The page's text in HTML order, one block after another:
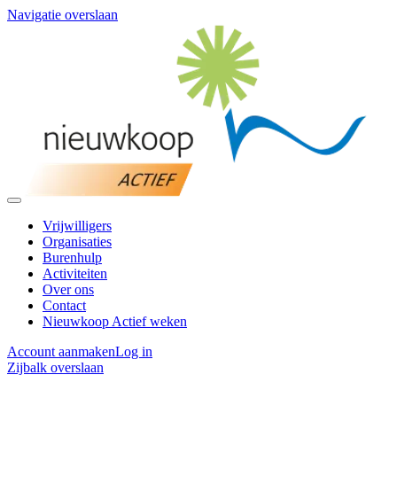
Navigatie overslaan
Vrijwilligers
Organisaties
Burenhulp
Activiteiten
Over ons
Contact
Nieuwkoop Actief weken
Account aanmakenLog in
Zijbalk overslaan